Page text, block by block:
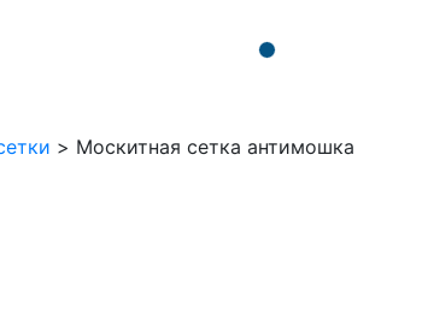
> Москитная сетка антимошка